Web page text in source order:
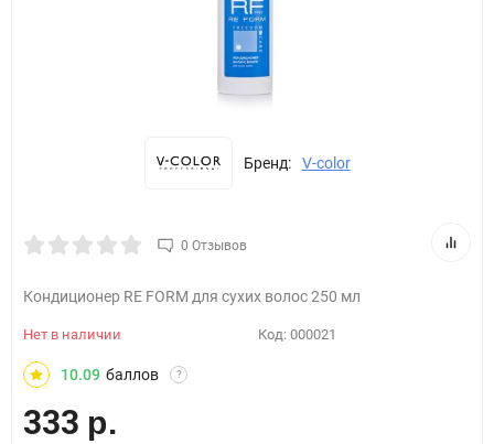
Бренд: V-color
0 Отзывов
Кондиционер RE FORM для сухих волос 250 мл
Нет в наличии Код: 000021
10.09 баллов ?
333 р.